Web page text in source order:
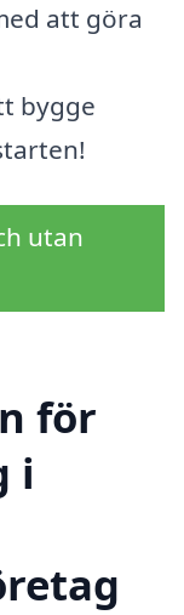
att göra
bygge
utan
för
i